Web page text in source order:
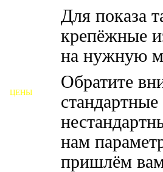
Для показа
крепёжные
на нужную
Обратите
нам
пришлём
ЦЕНЫ